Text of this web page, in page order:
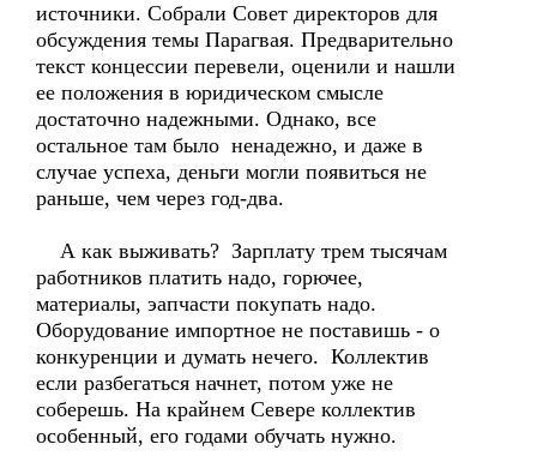
источники. Собрали Совет директоров для
обсуждения темы Парагвая. Предварительно
текст концессии перевели, оценили и нашли
ее положения в юридическом смысле
достаточно надежными. Однако, все
остальное там было ненадежно, и даже в
случае успеха, деньги могли появиться не
раньше, чем через год-два.
А как выживать? Зарплату трем тысячам
работников платить надо, горючее,
материалы, эапчасти покупать надо.
Оборудование импортное не поставишь - о
конкуренции и думать нечего. Коллектив
если разбегаться начнет, потом уже не
соберешь. На крайнем Севере коллектив
особенный, его годами обучать нужно.